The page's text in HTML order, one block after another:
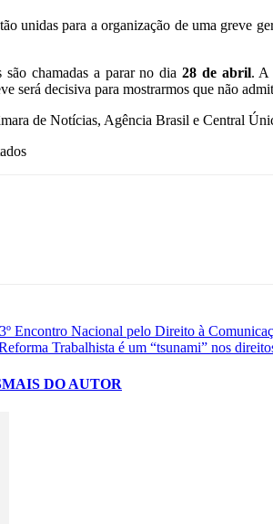
unidas para a organização de uma greve
são chamadas a parar no dia 28 de abril. A
será decisiva para mostrarmos que não
de Notícias, Agência Brasil e Central
Encontro Nacional pelo Direito à
Trabalhista é um “tsunami” nos
MAIS DO AUTOR